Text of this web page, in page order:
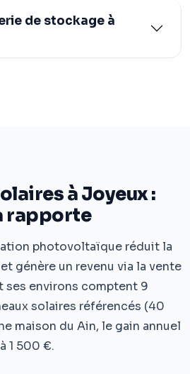
à Joyeux :
rapporte
photovoltaïque réduit la
génère un revenu via la vente
ses environs comptent 9
solaires référencés (40
maison du Ain, le gain annuel
1 500 €.
de stockage à